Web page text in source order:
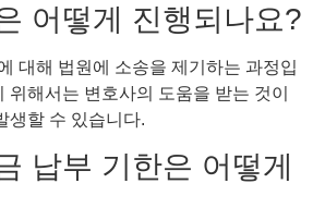
어떻게 진행되나요?
대해 법원에 소송을 제기하는 과정입
위해서는 변호사의 도움을 받는 것이
생할 수 있습니다.
납부 기한은 어떻게